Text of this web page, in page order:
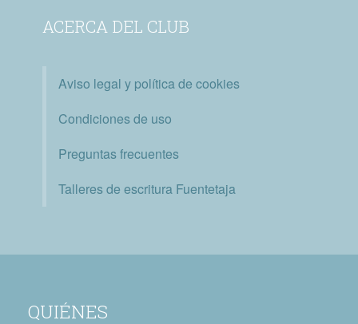
ACERCA DEL CLUB
Aviso legal y política de cookies
Condiciones de uso
Preguntas frecuentes
Talleres de escritura Fuentetaja
QUIÉNES